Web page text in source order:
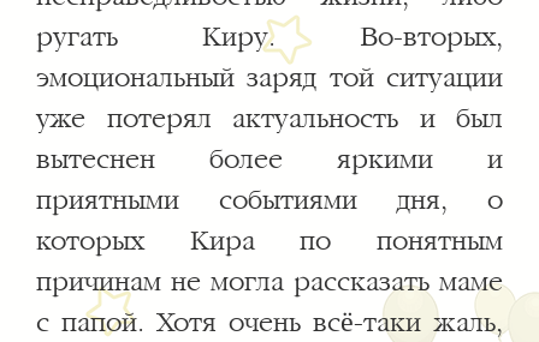
ругать Киру. Во-вторых,
эмоциональный заряд той ситуации
уже потерял актуальность и был
вытеснен более яркими и
приятными событиями дня, о
которых Кира по понятным
причинам не могла рассказать маме
с папой. Хотя очень всё-таки жаль,